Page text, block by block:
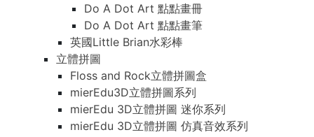
Do A Dot Art 點點畫冊
Do A Dot Art 點點畫筆
英國Little Brian水彩棒
立體拼圖
Floss and Rock立體拼圖盒
mierEdu3D立體拼圖系列
mierEdu 3D立體拼圖 迷你系列
mierEdu 3D立體拼圖 仿真音效系列